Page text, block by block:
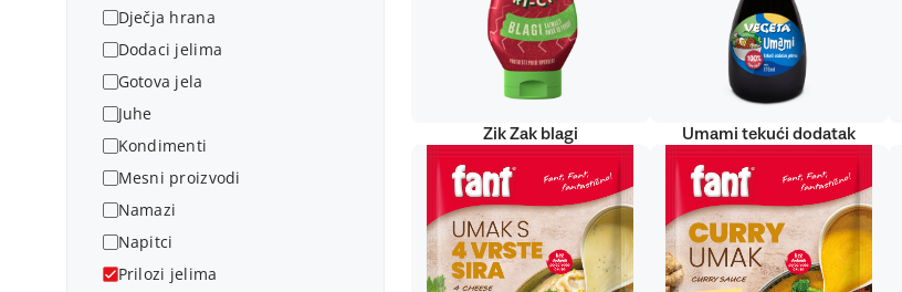
Dječja hrana
Dodaci jelima
Gotova jela
Juhe
Kondimenti
Mesni proizvodi
Namazi
Napitci
Prilozi jelima
Zik Zak blagi Umami tekući dodatak